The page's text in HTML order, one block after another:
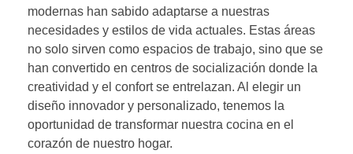
modernas han sabido adaptarse a nuestras
necesidades y estilos de vida actuales. Estas áreas
no solo sirven como espacios de trabajo, sino que se
han convertido en centros de socialización donde la
creatividad y el confort se entrelazan. Al elegir un
diseño innovador y personalizado, tenemos la
oportunidad de transformar nuestra cocina en el
corazón de nuestro hogar.